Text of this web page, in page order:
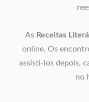
As Receitas
online. Os
assisti-los depois,
no